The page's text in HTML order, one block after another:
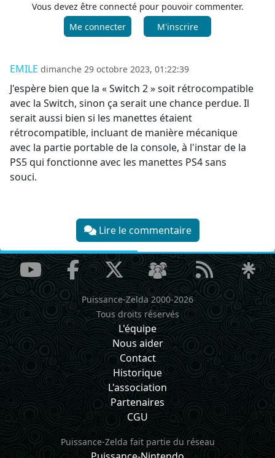
Vous devez être connecté pour pouvoir commenter.
Me connecter
M'inscrire
EMILE dimanche 29 octobre 2023, 01:22:39
J'espère bien que la « Switch 2 » soit rétrocompatible
avec la Switch, sinon ça serait une chance perdue. Il
serait aussi bien si les manettes étaient
rétrocompatible, incluant de manière mécanique
avec la partie portable de la console, à l'instar de la
PS5 qui fonctionne avec les manettes PS4 sans
souci.
Lire le commentaire
Puissance-Zelda 2000-2026
Tous droits réservés
L'équipe
Nous aider
Contact
Historique
L'association
Partenaires
CGU
Puissance-Zelda fait partie du réseau